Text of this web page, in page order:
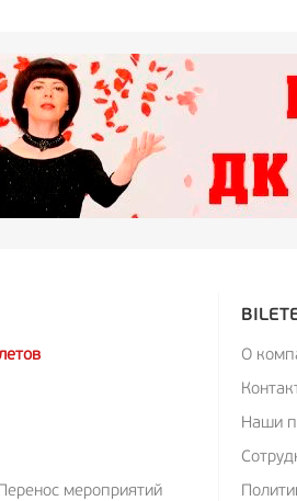
мероприятий
О
Наши